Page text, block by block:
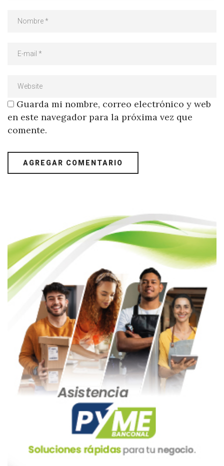
Guarda mi nombre, correo electrónico y web
en este navegador para la próxima vez que
comente.